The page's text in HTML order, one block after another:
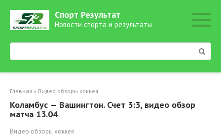
контенту
Спорт Результат
Новости спорта и результаты
Поиск:
Главная » Видео обзоры хоккея
Коламбус — Вашингтон. Счет 3:3, видео обзор
матча 13.04
Видео обзоры хоккея